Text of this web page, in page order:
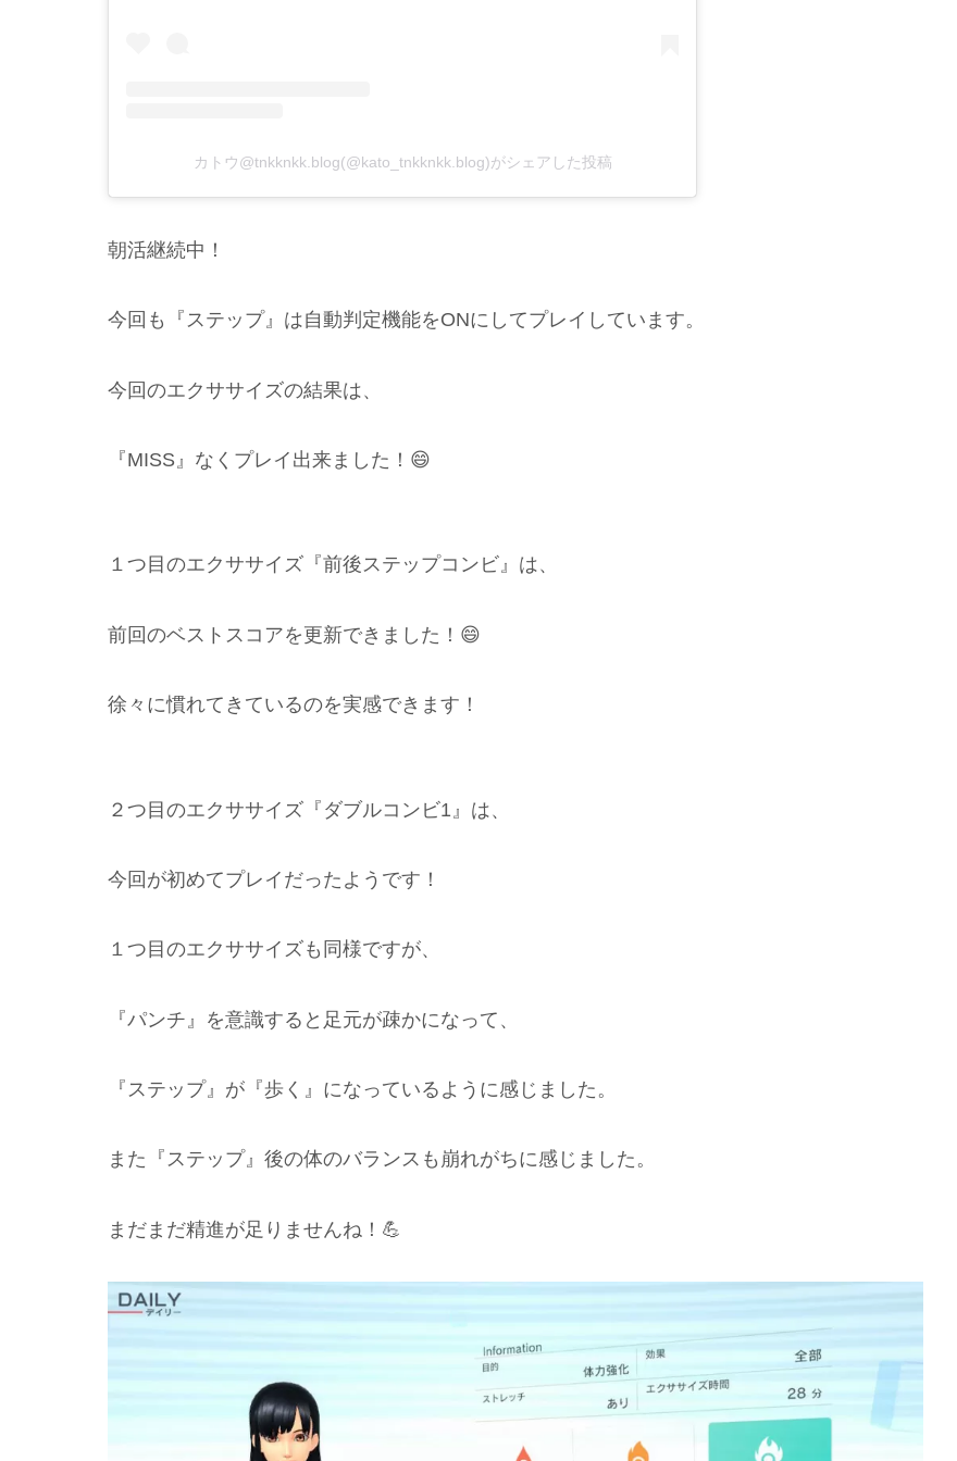
カトウ@tnkknkk.blog(@kato_tnkknkk.blog)がシェアした投稿
朝活継続中！
今回も『ステップ』は自動判定機能をONにしてプレイしています。
今回のエクササイズの結果は、
『MISS』なくプレイ出来ました！😄
１つ目のエクササイズ『前後ステップコンビ』は、
前回のベストスコアを更新できました！😄
徐々に慣れてきているのを実感できます！
２つ目のエクササイズ『ダブルコンビ1』は、
今回が初めてプレイだったようです！
１つ目のエクササイズも同様ですが、
『パンチ』を意識すると足元が疎かになって、
『ステップ』が『歩く』になっているように感じました。
また『ステップ』後の体のバランスも崩れがちに感じました。
まだまだ精進が足りませんね！💪